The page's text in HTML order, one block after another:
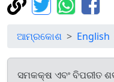
ଆମ୍ରକୋଶ English
ସମକକ୍ଷ ଏବଂ ବିପରୀତ